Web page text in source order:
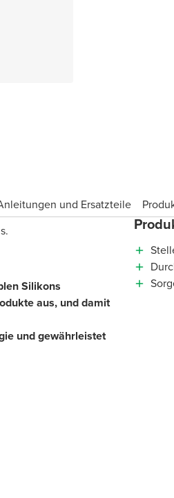
und Ersatzteile
Silikons
aus, und damit
und gewährleistet